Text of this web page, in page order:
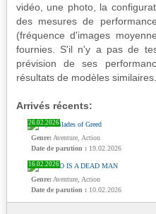
vidéo, une photo, la
des mesures de
(fréquence d'images
fournies. S'il n'y a pas de
prévision de ses
résultats de modèles similaires.
Arrivés récents:
Genre: Aventure, Action
Date de parution : 19.02.2026
26.02.2026
Genre: Aventure, Action
Date de parution : 10.02.2026
16.02.2026